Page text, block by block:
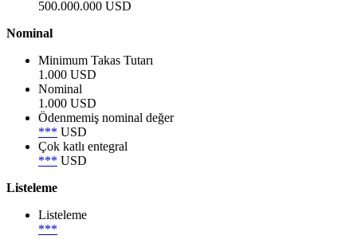
500.000.000 USD
Nominal
Minimum Takas Tutarı
1.000 USD
Nominal
1.000 USD
Ödenmemiş nominal değer
*** USD
Çok katlı entegral
*** USD
Listeleme
Listeleme
***